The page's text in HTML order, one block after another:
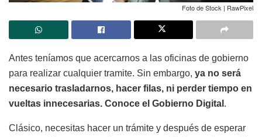
Foto de Stock | RawPixel
Antes teníamos que acercarnos a las oficinas de gobierno
para realizar cualquier tramite. Sin embargo, ya no será
necesario trasladarnos, hacer filas, ni perder tiempo en
vueltas innecesarias. Conoce el Gobierno Digital .
Clásico, necesitas hacer un trámite y después de esperar